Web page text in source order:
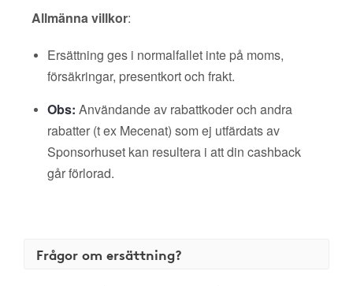
Allmänna villkor:
Ersättning ges i normalfallet inte på moms,
försäkringar, presentkort och frakt.
Obs: Användande av rabattkoder och andra
rabatter (t ex Mecenat) som ej utfärdats av
Sponsorhuset kan resultera i att din cashback
går förlorad.
Frågor om ersättning?